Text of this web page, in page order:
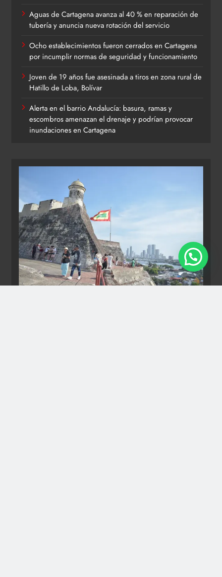
Aguas de Cartagena avanza al 40 % en reparación de
tubería y anuncia nueva rotación del servicio
Ocho establecimientos fueron cerrados en Cartagena
por incumplir normas de seguridad y funcionamiento
Joven de 19 años fue asesinada a tiros en zona rural de
Hatillo de Loba, Bolívar
Alerta en el barrio Andalucía: basura, ramas y
escombros amenazan el drenaje y podrían provocar
inundaciones en Cartagena